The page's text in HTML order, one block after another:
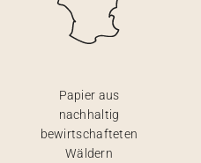
Papier aus
nachhaltig
bewirtschafteten
Wäldern